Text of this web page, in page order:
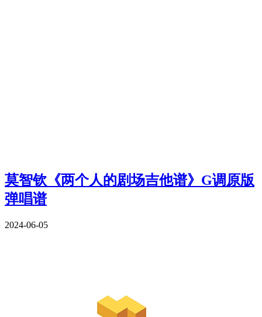
莫智钦《两个人的剧场吉他谱》G调原版
弹唱谱
2024-06-05